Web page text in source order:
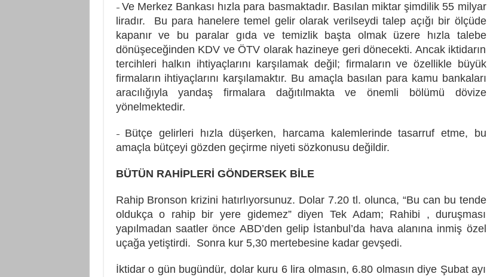
– Ve Merkez Bankası hızla para basmaktadır. Basılan miktar şimdilik 55 milyar
liradır. Bu para hanelere temel gelir olarak verilseydi talep açığı bir ölçüde
kapanır ve bu paralar gıda ve temizlik başta olmak üzere hızla talebe
dönüşeceğinden KDV ve ÖTV olarak hazineye geri dönecekti. Ancak iktidarın
tercihleri halkın ihtiyaçlarını karşılamak değil; firmaların ve özellikle büyük
firmaların ihtiyaçlarını karşılamaktır. Bu amaçla basılan para kamu bankaları
aracılığıyla yandaş firmalara dağıtılmakta ve önemli bölümü dövize
yönelmektedir.
– Bütçe gelirleri hızla düşerken, harcama kalemlerinde tasarruf etme, bu
amaçla bütçeyi gözden geçirme niyeti sözkonusu değildir.
BÜTÜN RAHİPLERİ GÖNDERSEK BİLE
Rahip Bronson krizini hatırlıyorsunuz. Dolar 7.20 tl. olunca, “Bu can bu tende
oldukça o rahip bir yere gidemez” diyen Tek Adam; Rahibi , duruşması
yapılmadan saatler önce ABD’den gelip İstanbul’da hava alanına inmiş özel
uçağa yetiştirdi. Sonra kur 5,30 mertebesine kadar gevşedi.
İktidar o gün bugündür, dolar kuru 6 lira olmasın, 6.80 olmasın diye Şubat ayı